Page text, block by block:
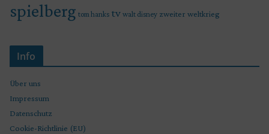
spielberg tom hanks tv walt disney zweiter weltkrieg
Info
Über uns
Impressum
Datenschutz
Cookie-Richtlinie (EU)